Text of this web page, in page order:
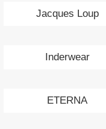
Jacques Loup
Inderwear
ETERNA